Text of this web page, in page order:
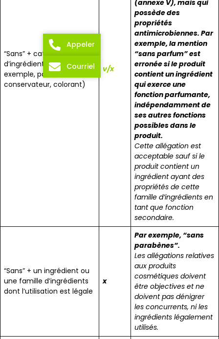
“Sans” + catégorie
d’ingrédients (par
exemple, parfum,
conservateur, colorant)
v/x
(annexe V), mais qui
possède des
propriétés
antimicrobiennes. Par
exemple, la mention
“sans parfum” est
erronée si le produit
contient un ingrédient
qui exerce une
fonction parfumante,
indépendamment de
ses autres fonctions
possibles dans le
produit.
Cette allégation est
acceptable sauf si le
produit contient un
ingrédient ayant des
propriétés de cette
famille d’ingrédients en
tant que fonction
secondaire.
“Sans” + un ingrédient ou
une famille d’ingrédients
dont l’utilisation est légale
x
Par exemple, “sans
parabènes”.
Les allégations relatives
aux produits
cosmétiques doivent
être objectives et ne
doivent pas dénigrer
les concurrents, ni les
ingrédients légalement
utilisés.
Appeler
Courriel